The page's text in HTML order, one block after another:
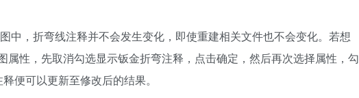
中，折弯线注释并不会发生变化，即使重建相关文件也不会变化。若想
属性，先取消勾选显示钣金折弯注释，点击确定，然后再次选择属性，勾
便可以更新至修改后的结果。